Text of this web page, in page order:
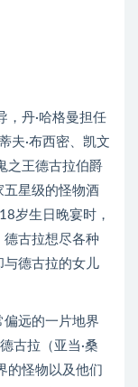
，丹·哈格曼担任
夫·布西密、凯文
之王德古拉伯爵
星级的怪物酒
岁生日晚宴时，
古拉想尽各种
与德古拉的女儿
偏远的一片地界
古拉（亚当·桑
的怪物以及他们